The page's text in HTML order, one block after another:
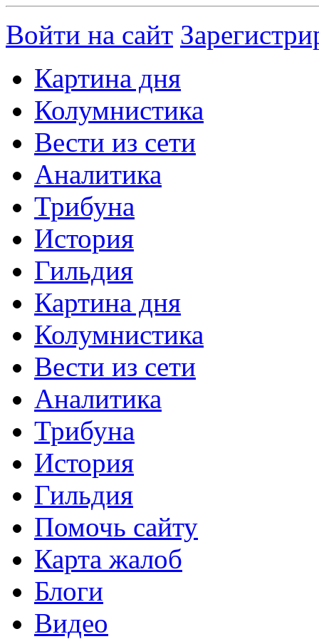
Войти на сайт
Картина дня
Колумнистика
Вести из сети
Аналитика
Трибуна
История
Гильдия
Картина дня
Колумнистика
Вести из сети
Аналитика
Трибуна
История
Гильдия
Помочь сайту
Карта жалоб
Блоги
Видео